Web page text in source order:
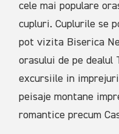
cele mai populare
cupluri. Cuplurile se
pot vizita Biserica
orasului de pe dealul
excursiile in
peisaje montane
romantice precum